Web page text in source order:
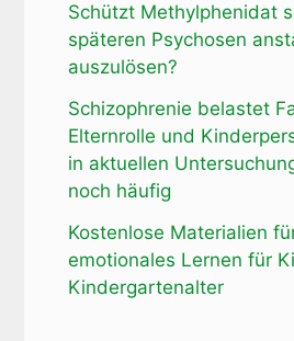
Schützt Methylphenidat
späteren Psychosen
auszulösen?
Schizophrenie belastet
Elternrolle und
in aktuellen
noch häufig
Kostenlose Materialien
emotionales Lernen für
Kindergartenalter